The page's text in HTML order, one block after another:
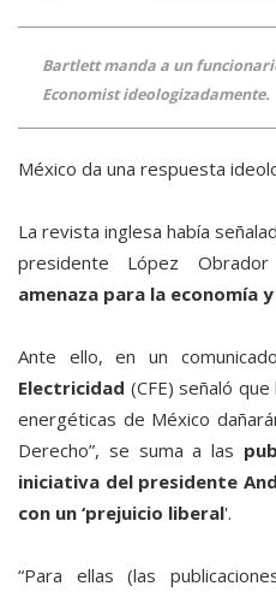
Bartlett manda a un
Economist ideologizadamente.
México da una respuesta
La revista inglesa había
presidente López
amenaza para la economía
Ante ello, en un
Electricidad (CFE) señaló
energéticas de México
Derecho”, se suma a las
iniciativa del presidente
con un ‘prejuicio liberal'.
“Para ellas (las